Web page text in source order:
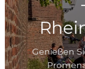
Genießen